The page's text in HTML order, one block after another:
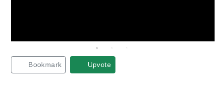
Bookmark Upvote